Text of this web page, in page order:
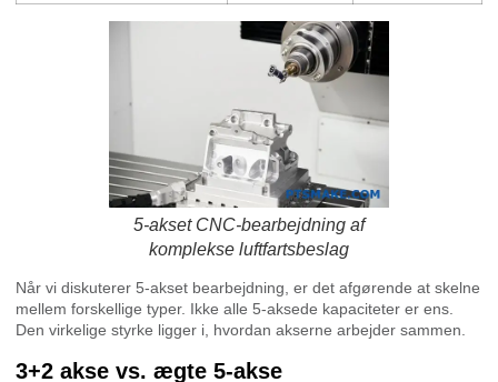
5-akset CNC-bearbejdning af
komplekse luftfartsbeslag
Når vi diskuterer 5-akset bearbejdning, er det afgørende at skelne
mellem forskellige typer. Ikke alle 5-aksede kapaciteter er ens.
Den virkelige styrke ligger i, hvordan akserne arbejder sammen.
3+2 akse vs. ægte 5-akse